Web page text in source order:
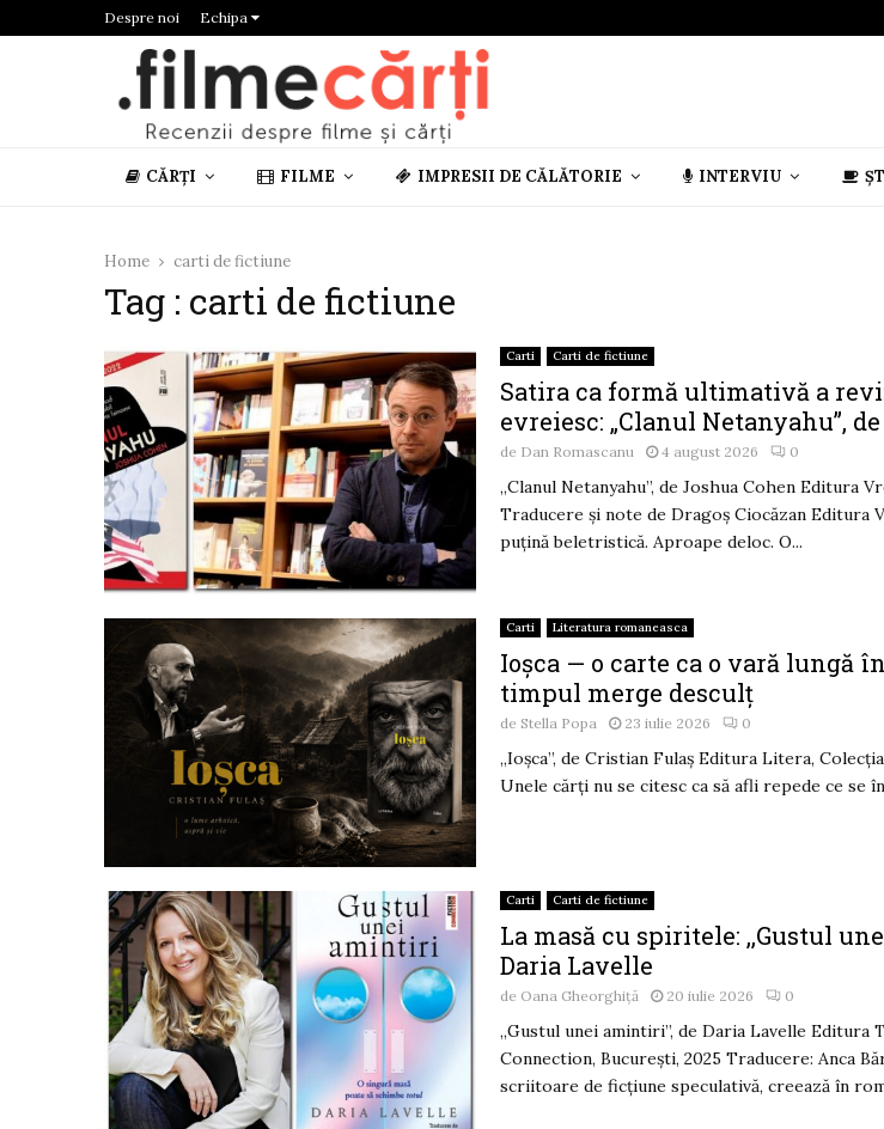
Despre noi Echipa
CĂRȚI FILME IMPRESII DE CĂLĂTORIE INTERVIU
Home carti de fictiune
Tag : carti de fictiune
Carti Carti de fictiune
Satira ca formă ultimativă a
evreiesc: „Clanul Netanyahu”,
de Dan Romascanu 4 august 2026 0
„Clanul Netanyahu”, de Joshua Cohen Editura
Traducere și note de Dragoș Ciocăzan Editura
puțină beletristică. Aproape deloc. O...
Carti Literatura romaneasca
Ioșca — o carte ca o vară lungă
timpul merge desculț
de Stella Popa 23 iulie 2026 0
„Ioșca”, de Cristian Fulaș Editura Litera,
Unele cărți nu se citesc ca să afli repede ce se
Carti Carti de fictiune
La masă cu spiritele: ,,Gustul
Daria Lavelle
de Oana Gheorghiță 20 iulie 2026 0
,,Gustul unei amintiri”, de Daria Lavelle Editura
Connection, București, 2025 Traducere: Anca
scriitoare de ficțiune speculativă, creează în